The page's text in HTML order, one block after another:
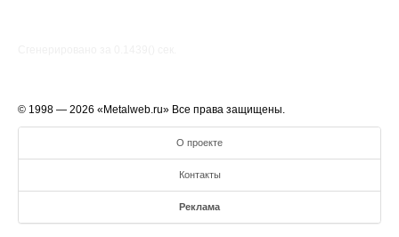
© 1998 — 2026 «Metalweb.ru» Все права защищены.
О проекте
Контакты
Реклама